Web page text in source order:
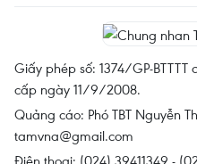
Giấy phép số: 1374/GP-BTTTT
cấp ngày 11/9/2008.
Quảng cáo: Phó TBT Nguyễn
tamvna@gmail.com